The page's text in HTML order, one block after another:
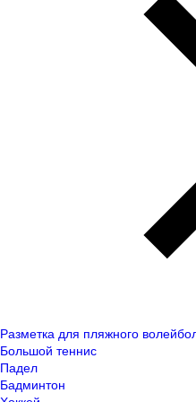
Разметка для пляжного
Большой теннис
Падел
Бадминтон